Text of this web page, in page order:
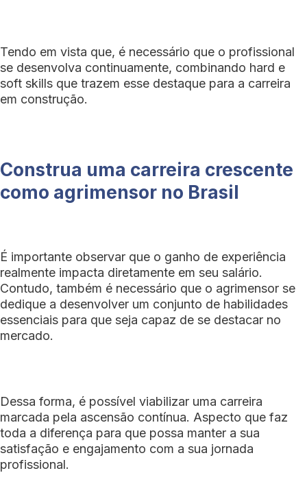
Tendo em vista que, é necessário que o profissional
se desenvolva continuamente, combinando hard e
soft skills que trazem esse destaque para a carreira
em construção.
Construa uma carreira crescente
como agrimensor no Brasil
É importante observar que o ganho de experiência
realmente impacta diretamente em seu salário.
Contudo, também é necessário que o agrimensor se
dedique a desenvolver um conjunto de habilidades
essenciais para que seja capaz de se destacar no
mercado.
Dessa forma, é possível viabilizar uma carreira
marcada pela ascensão contínua. Aspecto que faz
toda a diferença para que possa manter a sua
satisfação e engajamento com a sua jornada
profissional.